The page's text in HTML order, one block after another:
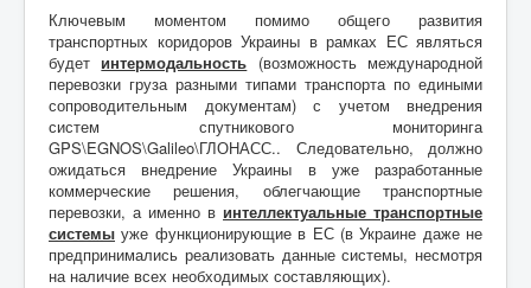
Ключевым моментом помимо общего развития
транспортных коридоров Украины в рамках ЕС являться
будет интермодальность (возможность международной
перевозки груза разными типами транспорта по едиными
сопроводительным документам) с учетом внедрения
систем спутникового мониторинга
GPS\EGNOS\Galileo\ГЛОНАСС.. Следовательно, должно
ожидаться внедрение Украины в уже разработанные
коммерческие решения, облегчающие транспортные
перевозки, а именно в интеллектуальные транспортные
системы уже функционирующие в ЕС (в Украине даже не
предпринимались реализовать данные системы, несмотря
на наличие всех необходимых составляющих).